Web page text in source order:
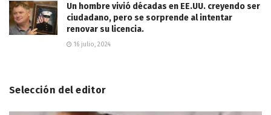
Un hombre vivió décadas en EE.UU. creyendo ser
ciudadano, pero se sorprende al intentar
renovar su licencia.
16 julio, 2024
Selección del editor